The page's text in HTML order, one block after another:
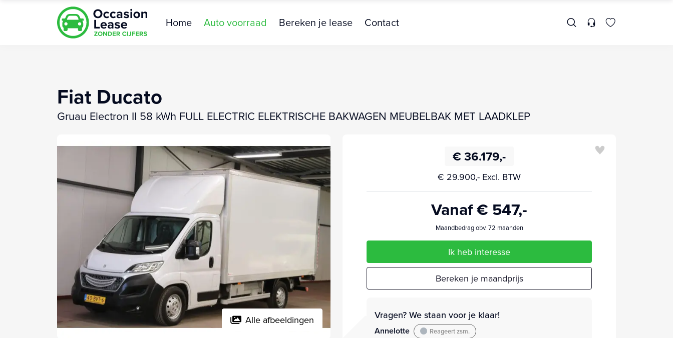
Home Auto voorraad Bereken je lease Contact
Fiat Ducato
Gruau Electron II 58 kWh FULL ELECTRIC ELEKTRISCHE BAKWAGEN MEUBELBAK MET LAADKLEP
Alle afbeeldingen
€ 36.179,-
€ 29.900,- Excl. BTW
Vanaf € 547,-
Maandbedrag obv. 72 maanden
Ik heb interesse
Bereken je maandprijs
Vragen? We staan voor je klaar!
Annelotte Reageert zsm.